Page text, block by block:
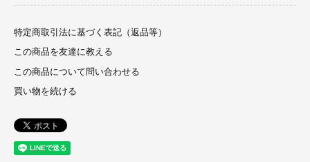
特定商取引法に基づく表記（返品等）
この商品を友達に教える
この商品について問い合わせる
買い物を続ける